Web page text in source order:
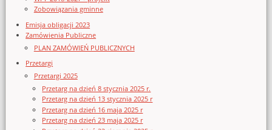
Zobowiązania gminne
Emisja obligacji 2023
Zamówienia Publiczne
PLAN ZAMÓWIEŃ PUBLICZNYCH
Przetargi
Przetargi 2025
Przetarg na dzień 8 stycznia 2025 r.
Przetarg na dzień 13 stycznia 2025 r
Przetarg na dzień 16 maja 2025 r
Przetarg na dzień 23 maja 2025 r